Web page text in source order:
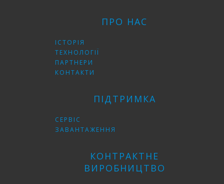
ПРО НАС
ІСТОРІЯ
ТЕХНОЛОГІЇ
ПАРТНЕРИ
КОНТАКТИ
ПІДТРИМКА
СЕРВІС
ЗАВАНТАЖЕННЯ
КОНТРАКТНЕ
ВИРОБНИЦТВО